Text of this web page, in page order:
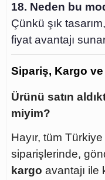
18. Neden bu
Çünkü şık
fiyat avantajı
Sipariş, Kargo
Ürünü satın
miyim?
Hayır, tüm
siparişlerinde,
kargo avantajı ile